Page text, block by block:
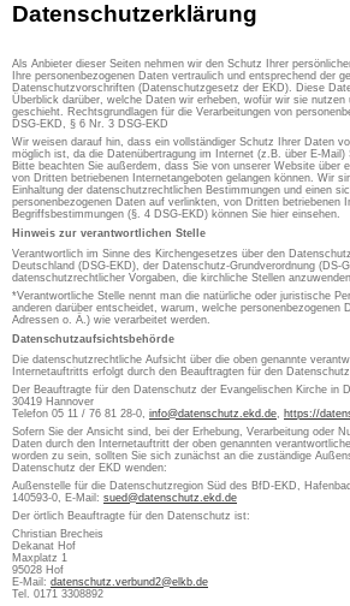
Datenschutzerklärung
Als Anbieter dieser Seiten nehmen wir den Schutz Ihrer
Ihre personenbezogenen Daten vertraulich und entsprechend der
Datenschutzvorschriften (Datenschutzgesetz der EKD). Diese
Überblick darüber, welche Daten wir erheben, wofür wir sie
geschieht. Rechtsgrundlagen für die Verarbeitungen von
DSG-EKD, § 6 Nr. 3 DSG-EKD
Wir weisen darauf hin, dass ein vollständiger Schutz Ihrer Daten
möglich ist, da die Datenübertragung im Internet (z.B. über E-Mail)
Bitte beachten Sie außerdem, dass Sie von unserer Website über
von Dritten betriebenen Internetangeboten gelangen können. Wir
Einhaltung der datenschutzrechtlichen Bestimmungen und einen
personenbezogenen Daten auf verlinkten, von Dritten betriebenen
Begriffsbestimmungen (§. 4 DSG-EKD) können Sie hier einsehen.
Hinweis zur verantwortlichen Stelle
Verantwortlich im Sinne des Kirchengesetzes über den
Deutschland (DSG-EKD), der Datenschutz-Grundverordnung (DS-
datenschutzrechtlicher Vorgaben, die kirchliche Stellen
*Verantwortliche Stelle nennt man die natürliche oder juristische
anderen darüber entscheidet, warum, welche personenbezogenen
Adressen o. Ä.) wie verarbeitet werden.
Datenschutzaufsichtsbehörde
Die datenschutzrechtliche Aufsicht über die oben genannte
Internetauftritts erfolgt durch den Beauftragten für den
Der Beauftragte für den Datenschutz der Evangelischen Kirche in
30419 Hannover
Telefon 05 11 / 76 81 28-0, info@datenschutz.ekd.de, https://
Sofern Sie der Ansicht sind, bei der Erhebung, Verarbeitung oder
Daten durch den Internetauftritt der oben genannten
worden zu sein, sollten Sie sich zunächst an die zuständige
Datenschutz der EKD wenden:
Außenstelle für die Datenschutzregion Süd des BfD-EKD,
140593-0, E-Mail: sued@datenschutz.ekd.de
Der örtlich Beauftragte für den Datenschutz ist:
Christian Brecheis
Dekanat Hof
Maxplatz 1
95028 Hof
E-Mail: datenschutz.verbund2@elkb.de
Tel. 0171 3308892